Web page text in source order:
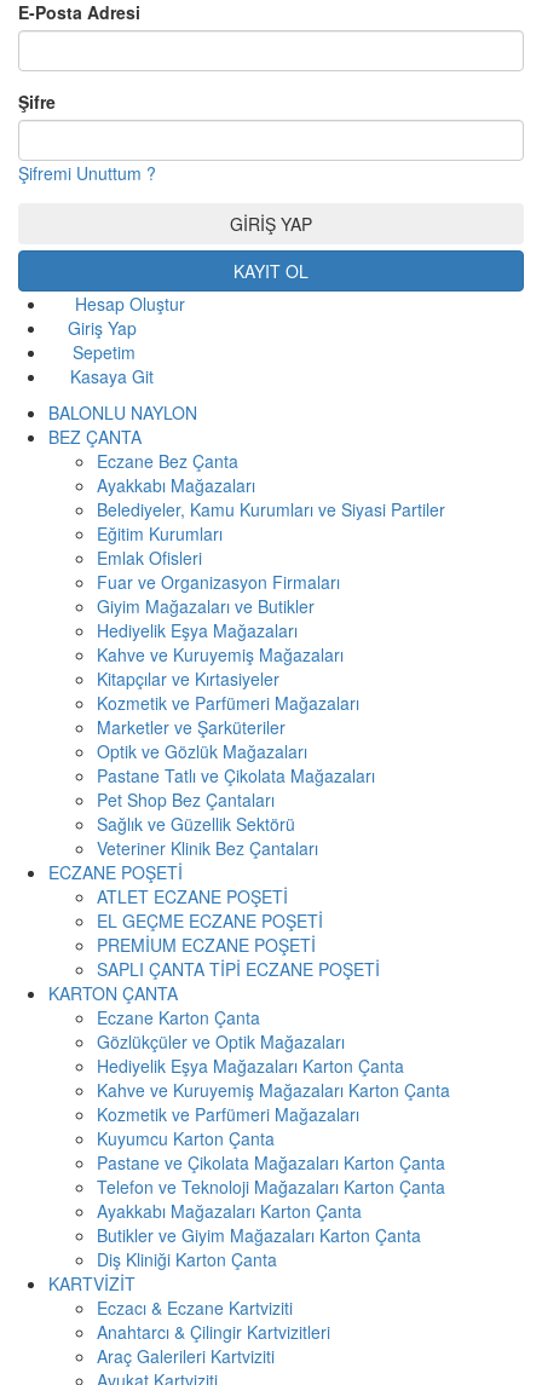
E-Posta Adresi
Şifre
Şifremi Unuttum ?
KAYIT OL
Hesap Oluştur
Giriş Yap
Sepetim
Kasaya Git
BALONLU NAYLON
BEZ ÇANTA
Eczane Bez Çanta
Ayakkabı Mağazaları
Belediyeler, Kamu Kurumları ve Siyasi Partiler
Eğitim Kurumları
Emlak Ofisleri
Fuar ve Organizasyon Firmaları
Giyim Mağazaları ve Butikler
Hediyelik Eşya Mağazaları
Kahve ve Kuruyemiş Mağazaları
Kitapçılar ve Kırtasiyeler
Kozmetik ve Parfümeri Mağazaları
Marketler ve Şarküteriler
Optik ve Gözlük Mağazaları
Pastane Tatlı ve Çikolata Mağazaları
Pet Shop Bez Çantaları
Sağlık ve Güzellik Sektörü
Veteriner Klinik Bez Çantaları
ECZANE POŞETİ
ATLET ECZANE POŞETİ
EL GEÇME ECZANE POŞETİ
PREMİUM ECZANE POŞETİ
SAPLI ÇANTA TİPİ ECZANE POŞETİ
KARTON ÇANTA
Eczane Karton Çanta
Gözlükçüler ve Optik Mağazaları
Hediyelik Eşya Mağazaları Karton Çanta
Kahve ve Kuruyemiş Mağazaları Karton Çanta
Kozmetik ve Parfümeri Mağazaları
Kuyumcu Karton Çanta
Pastane ve Çikolata Mağazaları Karton Çanta
Telefon ve Teknoloji Mağazaları Karton Çanta
Ayakkabı Mağazaları Karton Çanta
Butikler ve Giyim Mağazaları Karton Çanta
Diş Kliniği Karton Çanta
KARTVİZİT
Eczacı & Eczane Kartviziti
Anahtarcı & Çilingir Kartvizitleri
Araç Galerileri Kartviziti
Avukat Kartviziti